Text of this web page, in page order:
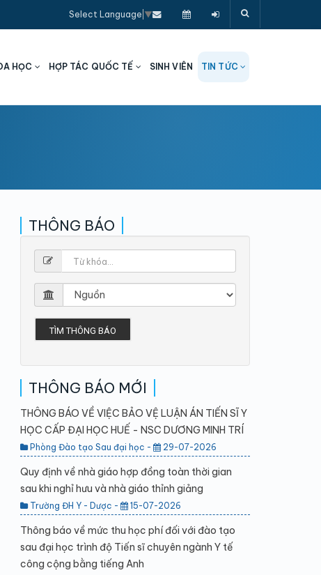
Select Language ▼
HỌC HỢP TÁC QUỐC TẾ SINH VIÊN TIN TỨC
THÔNG BÁO
TÌM THÔNG BÁO
THÔNG BÁO MỚI
THÔNG BÁO VỀ VIỆC BẢO VỆ LUẬN ÁN TIẾN SĨ Y
HỌC CẤP ĐẠI HỌC HUẾ - NSC DƯƠNG MINH TRÍ
Phòng Đào tạo Sau đại học - 29-07-2026
Quy định về nhà giáo hợp đồng toàn thời gian
sau khi nghỉ hưu và nhà giáo thỉnh giảng
Trường ĐH Y - Dược - 15-07-2026
Thông báo về mức thu học phí đối với đào tạo
sau đại học trình độ Tiến sĩ chuyên ngành Y tế
công cộng bằng tiếng Anh